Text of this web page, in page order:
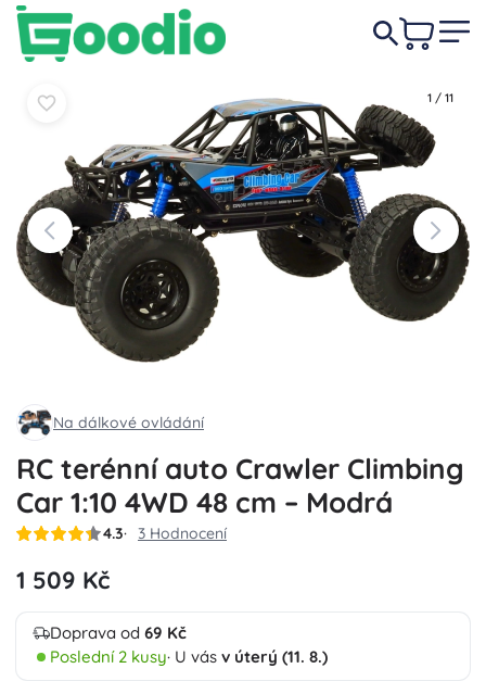
1 / 11
Na dálkové ovládání
RC terénní auto Crawler Climbing
Car 1:10 4WD 48 cm – Modrá
4.3 3 Hodnocení
1 509 Kč
Doprava od 69 Kč
Poslední 2 kusy· U vás v úterý (11. 8.)
1 509 Kč Do košíku